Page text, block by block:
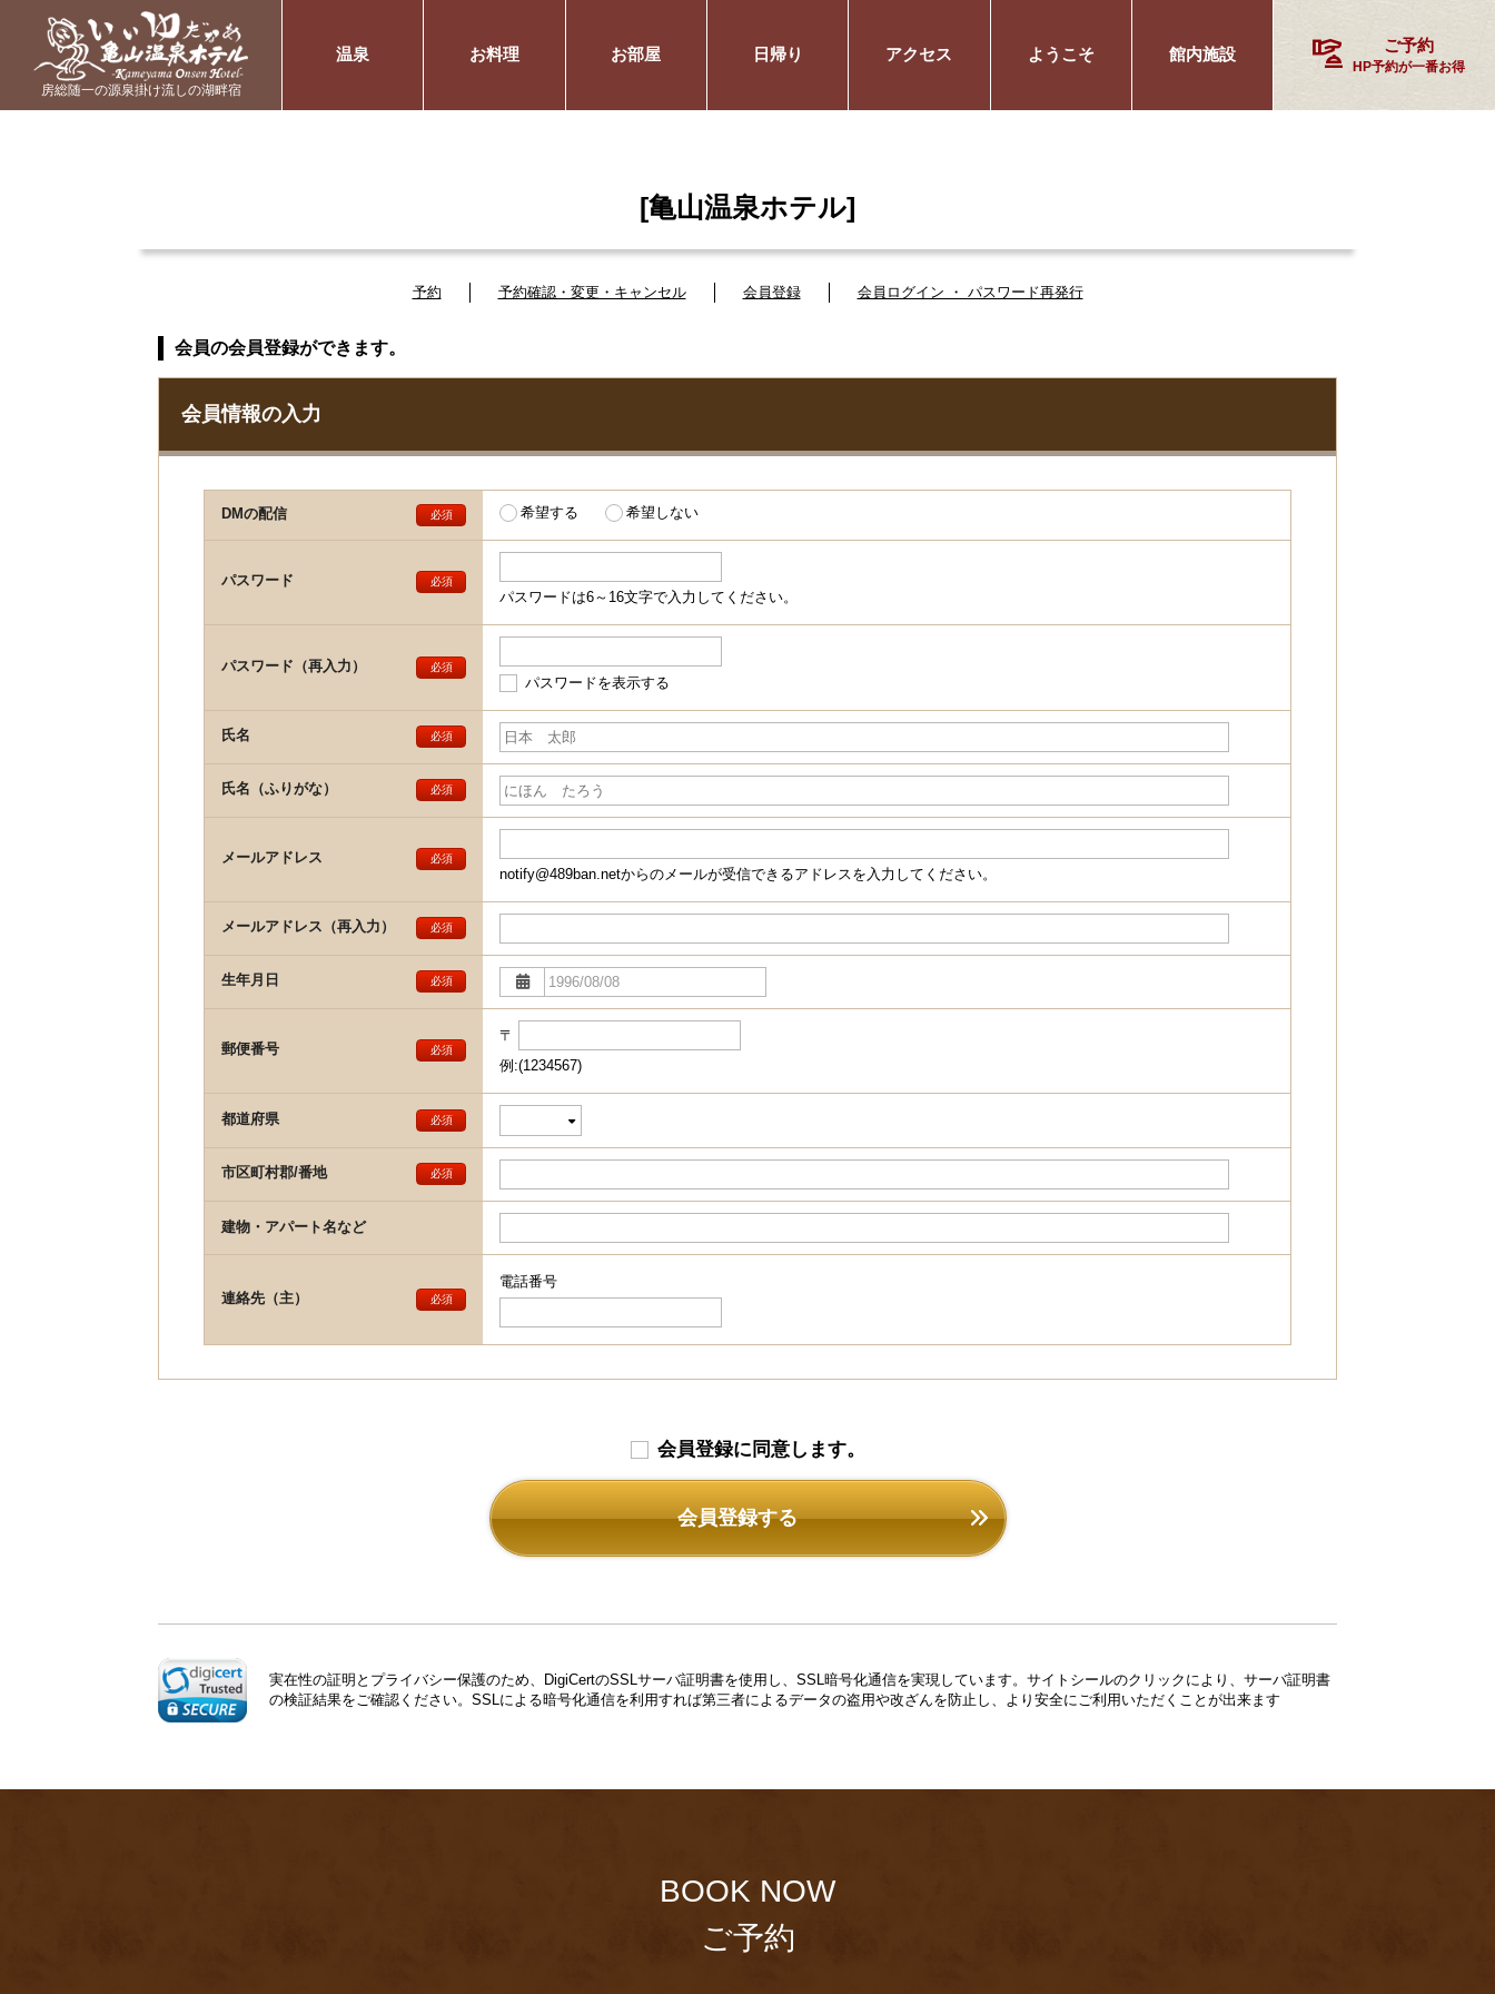
房総随一の源泉掛け流しの湖畔宿
温泉 お料理 お部屋 日帰り アクセス ようこそ 館内施設 concierge ご予約
HP予約が一番お得
[亀山温泉ホテル]
予約 予約確認・変更・キャンセル 会員登録 会員ログイン ・ パスワード再発行
会員の会員登録ができます。
会員情報の入力
必須
DMの配信 希望する 希望しない
必須
パスワード
パスワードは6～16文字で入力してください。
必須
パスワード（再入力）
パスワードを表示する
必須
氏名
必須
氏名（ふりがな）
必須
メールアドレス
notify@489ban.netからのメールが受信できるアドレスを入力してください。
必須
メールアドレス（再入力）
必須
生年月日
必須
郵便番号
〒
例:(1234567)
必須
都道府県
必須
市区町村郡/番地
建物・アパート名など
必須
連絡先（主）
電話番号
会員登録に同意します。
会員登録する
実在性の証明とプライバシー保護のため、DigiCertのSSLサーバ証明書を使用し、SSL暗号化通信を実現しています。サイトシールのクリックにより、サーバ証明書
の検証結果をご確認ください。SSLによる暗号化通信を利用すれば第三者によるデータの盗用や改ざんを防止し、より安全にご利用いただくことが出来ます
BOOK NOW
ご予約